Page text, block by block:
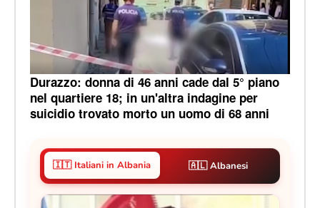
Durazzo: donna di 46 anni cade dal 5° piano
nel quartiere 18; in un'altra indagine per
suicidio trovato morto un uomo di 68 anni
🇮🇹 Italiani in Albania 🇦🇱 Albanesi